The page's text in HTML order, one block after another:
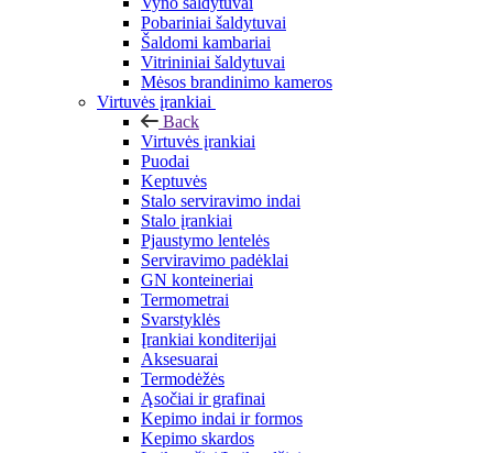
Pobariniai šaldytuvai
Šaldomi kambariai
Vitrininiai šaldytuvai
Mėsos brandinimo kameros
Virtuvės įrankiai
Back
Virtuvės įrankiai
Puodai
Keptuvės
Stalo serviravimo indai
Stalo įrankiai
Pjaustymo lentelės
Serviravimo padėklai
GN konteineriai
Termometrai
Svarstyklės
Įrankiai konditerijai
Aksesuarai
Termodėžės
Ąsočiai ir grafinai
Kepimo indai ir formos
Kepimo skardos